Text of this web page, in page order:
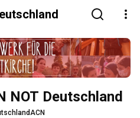
NOT Deutschland